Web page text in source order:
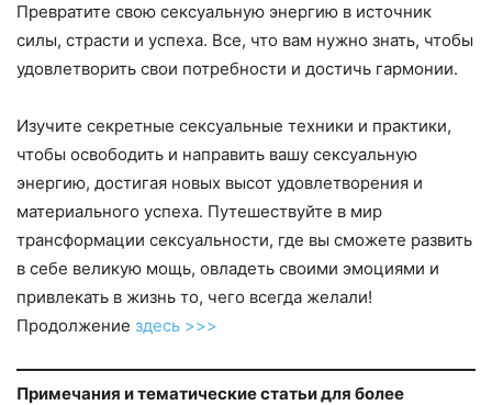
Превратите свою сексуальную энергию в источник
силы, страсти и успеха. Все, что вам нужно знать, чтобы
удовлетворить свои потребности и достичь гармонии.
Изучите секретные сексуальные техники и практики,
чтобы освободить и направить вашу сексуальную
энергию, достигая новых высот удовлетворения и
материального успеха. Путешествуйте в мир
трансформации сексуальности, где вы сможете развить
в себе великую мощь, овладеть своими эмоциями и
привлекать в жизнь то, чего всегда желали!
Продолжение здесь >>>
Примечания и тематические статьи для более